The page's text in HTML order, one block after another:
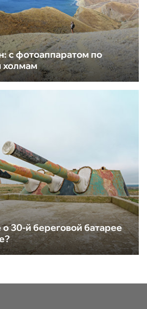
с фотоаппаратом по
холмам
о 30-й береговой батарее